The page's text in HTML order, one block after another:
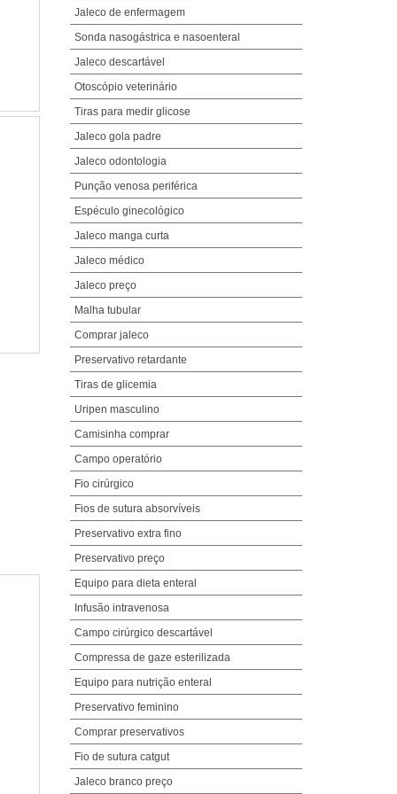
Jaleco de enfermagem
Sonda nasogástrica e nasoenteral
Jaleco descartável
Otoscópio veterinário
Tiras para medir glicose
Jaleco gola padre
Jaleco odontologia
Punção venosa periférica
Espéculo ginecológico
Jaleco manga curta
Jaleco médico
Jaleco preço
Malha tubular
Comprar jaleco
Preservativo retardante
Tiras de glicemia
Uripen masculino
Camisinha comprar
Campo operatório
Fio cirúrgico
Fios de sutura absorvíveis
Preservativo extra fino
Preservativo preço
Equipo para dieta enteral
Infusão intravenosa
Campo cirúrgico descartável
Compressa de gaze esterilizada
Equipo para nutrição enteral
Preservativo feminino
Comprar preservativos
Fio de sutura catgut
Jaleco branco preço